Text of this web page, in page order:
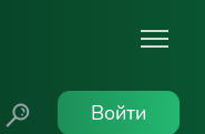
Войти